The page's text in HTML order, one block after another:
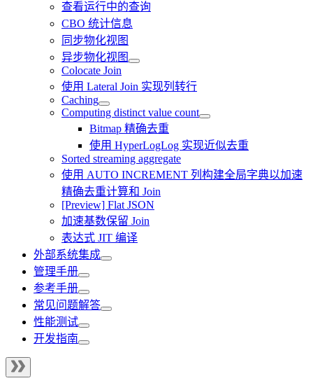
查看运行中的查询
CBO 统计信息
同步物化视图
异步物化视图
Colocate Join
使用 Lateral Join 实现列转行
Caching
Computing distinct value count
Bitmap 精确去重
使用 HyperLogLog 实现近似去重
Sorted streaming aggregate
使用 AUTO INCREMENT 列构建全局字典以加速
精确去重计算和 Join
[Preview] Flat JSON
加速基数保留 Join
表达式 JIT 编译
外部系统集成
管理手册
参考手册
常见问题解答
性能测试
开发指南